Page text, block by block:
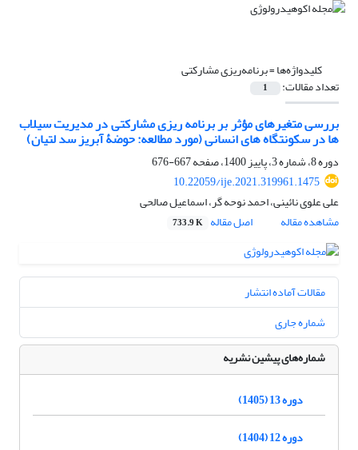
کلیدواژه‌ها =برنامه‌ریزی مشارکتی
تعداد مقالات: 1
بررسی متغیرهای مؤثر بر برنامه‏ ریزی مشارکتی در مدیریت سیلاب‏
ها در سکونتگاه ‏های انسانی (مورد مطالعه: حوضۀ آبریز سد لتیان)
دوره 8، شماره 3، پاییز 1400، صفحه
667-676
10.22059/ije.2021.319961.1475
علی علوی نائینی، احمد نوحه گر، اسماعیل صالحی
مشاهده مقاله
اصل مقاله 733.9 K
مقالات آماده انتشار
شماره جاری
شماره‌های پیشین نشریه
دوره 13 (1405)
دوره 12 (1404)